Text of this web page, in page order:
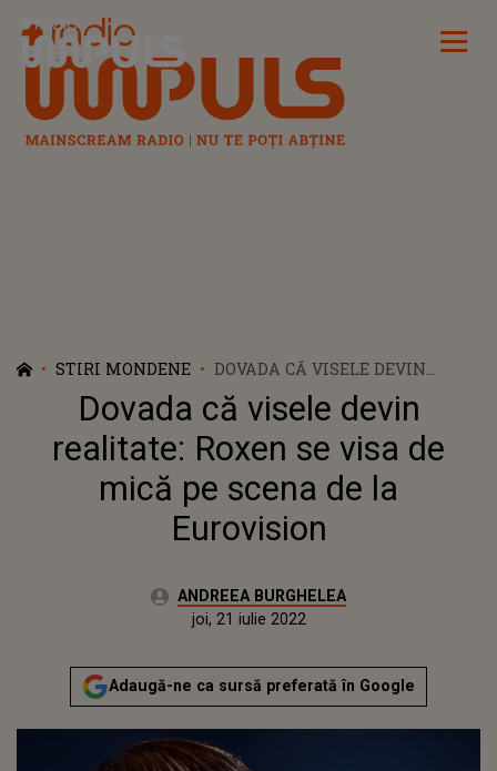
Radio Impuls
STIRI MONDENE
DOVADA CĂ VISELE DEVIN
REALITATE: ROXEN SE VISA DE
MICĂ PE SCENA DE LA
EUROVISION
Dovada că visele devin
realitate: Roxen se visa de
mică pe scena de la
Eurovision
Autor:ANDREEA BURGHELEA
Actualizat:
joi, 21 iulie 2022
Adaugă-ne ca sursă preferată în Google